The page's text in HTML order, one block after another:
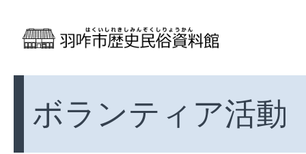
ボランティア活動